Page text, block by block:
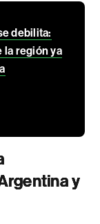
debilita:
la región ya
y